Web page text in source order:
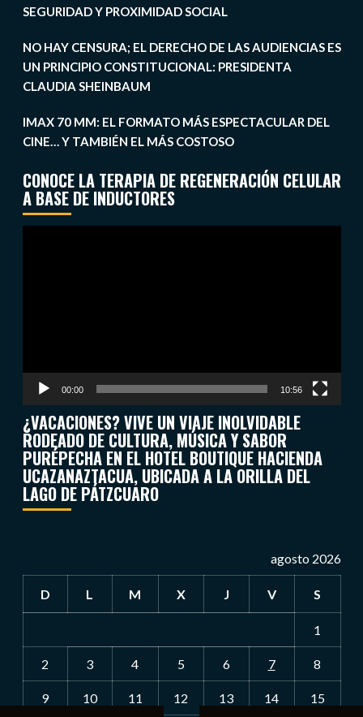
SEGURIDAD Y PROXIMIDAD SOCIAL
NO HAY CENSURA; EL DERECHO DE LAS AUDIENCIAS ES
UN PRINCIPIO CONSTITUCIONAL: PRESIDENTA
CLAUDIA SHEINBAUM
IMAX 70 MM: EL FORMATO MÁS ESPECTACULAR DEL
CINE… Y TAMBIÉN EL MÁS COSTOSO
CONOCE LA TERAPIA DE REGENERACIÓN CELULAR
A BASE DE INDUCTORES
00:00 10:56
¿VACACIONES? VIVE UN VIAJE INOLVIDABLE
RODEADO DE CULTURA, MÚSICA Y SABOR
PURÉPECHA EN EL HOTEL BOUTIQUE HACIENDA
UCAZANAZTACUA, UBICADA A LA ORILLA DEL
LAGO DE PÁTZCUARO
agosto 2026
D L M X J V S
1
2 3 4 5 6 7 8
9 10 11 12 13 14 15